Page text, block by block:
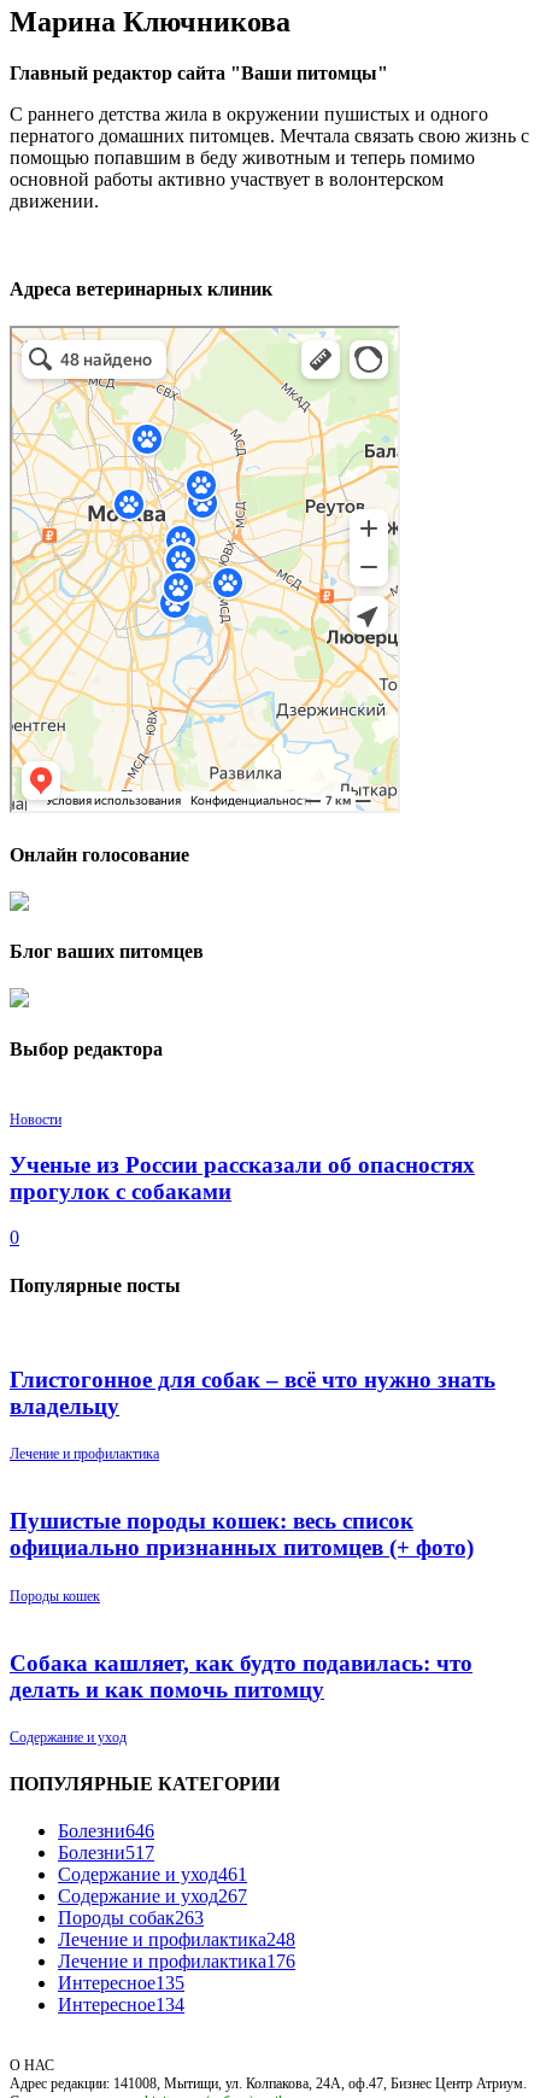
Марина Ключникова
Главный редактор сайта "Ваши питомцы"
С раннего детства жила в окружении пушистых и одного
пернатого домашних питомцев. Мечтала связать свою жизнь с
помощью попавшим в беду животным и теперь помимо
основной работы активно участвует в волонтерском
движении.
Адреса ветеринарных клиник
Онлайн голосование
Блог ваших питомцев
Выбор редактора
Новости
Ученые из России рассказали об опасностях
прогулок с собаками
0
Популярные посты
Глистогонное для собак – всё что нужно знать
владельцу
Лечение и профилактика
Пушистые породы кошек: весь список
официально признанных питомцев (+ фото)
Породы кошек
Собака кашляет, как будто подавилась: что
делать и как помочь питомцу
Содержание и уход
ПОПУЛЯРНЫЕ КАТЕГОРИИ
Болезни646
Болезни517
Содержание и уход461
Содержание и уход267
Породы собак263
Лечение и профилактика248
Лечение и профилактика176
Интересное135
Интересное134
О НАС
Адрес редакции: 141008, Мытищи, ул. Колпакова, 24А, оф.47, Бизнес Центр Атриум.